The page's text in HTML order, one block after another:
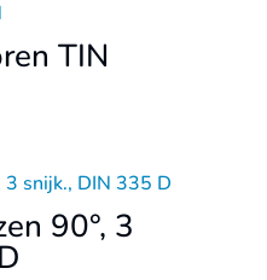
TIN
90°, 3